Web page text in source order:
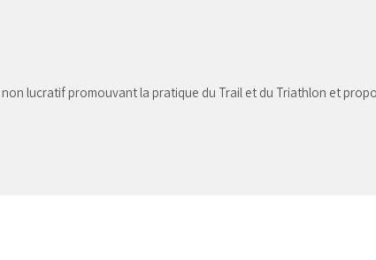
lucratif promouvant la pratique du Trail et du Triathlon et